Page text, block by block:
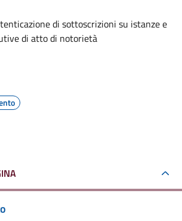
di sottoscrizioni su istanze e
di atto di notorietà